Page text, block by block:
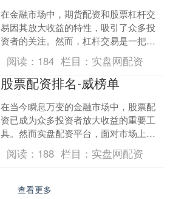
在金融市场中，期货配资和股票杠杆交
易因其放大收益的特性，吸引了众多投
资者的关注。然而，杠杆交易是一把双
刃剑，既能带来高额回报，也可能造成
较大亏损。本文为您提供一....
阅读： 184 栏目： 实盘网配资
股票配资排名-威榜单
在当今瞬息万变的金融市场中，股票配
资已成为众多投资者放大收益的重要工
具。然而实盘配资平台，面对市场上琳
琅满目的配资平台，如何选择一家安
全、可靠、服务优质的平台，....
阅读： 188 栏目： 实盘网配资
查看更多